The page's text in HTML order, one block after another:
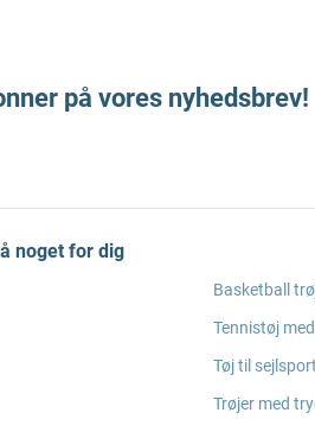
på vores nyhedsbrev!
noget for dig
Basketball
Tennistøj
Tøj til sejlsport
Trøjer med